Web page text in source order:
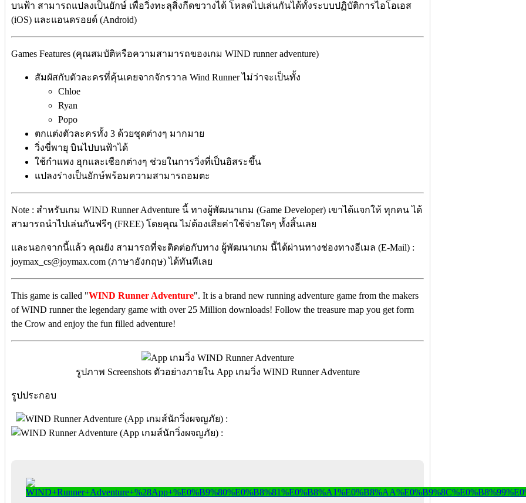
บนฟ้า สามารถแปลงเป็นยักษ์ เพื่อวิ่งทะลุสิ่งกีดขวางได้ โหลดไปเล่นกันได้ทั้งระบบปฏิบัติการไอโอเอส
(iOS) และแอนดรอยด์ (Android)
Games Features (คุณสมบัติหรือความสามารถของเกม WIND runner adventure)
สัมผัสกับตัวละครที่คุ้นเคยจากจักรวาล Wind Runner ไม่ว่าจะเป็นทั้ง
Chloe
Ryan
Popo
ตกแต่งตัวละครทั้ง 3 ด้วยชุดต่างๆ มากมาย
วิ่งขี่พายุ บินไปบนฟ้าได้
ใช้กำแพง ฮุกและเชือกต่างๆ ช่วยในการวิ่งที่เป็นอิสระขึ้น
แปลงร่างเป็นยักษ์พร้อมความสามารถอมตะ
Note : สำหรับเกม WIND Runner Adventure นี้ ทางผู้พัฒนาเกม (Game Developer) เขาได้แจกให้ ทุกคน ได้
สามารถนำไปเล่นกันฟรีๆ (FREE) โดยคุณ ไม่ต้องเสียค่าใช้จ่ายใดๆ ทั้งสิ้นเลย
และนอกจากนี้แล้ว คุณยัง สามารถที่จะติดต่อกับทาง ผู้พัฒนาเกม นี้ได้ผ่านทางช่องทางอีเมล (E-Mail) :
joymax_cs@joymax.com (ภาษาอังกฤษ) ได้ทันทีเลย
This game is called "WIND Runner Adventure". It is a brand new running adventure game from the makers
of WIND runner the legendary game with over 25 Million downloads! Follow the treasure map you get form
the Crow and enjoy the fun filled adventure!
รูปภาพ Screenshots ตัวอย่างภายใน App เกมวิ่ง WIND Runner Adventure
รูปประกอบ